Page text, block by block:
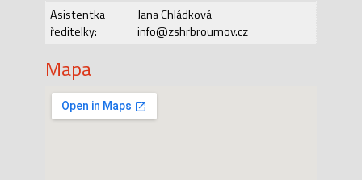
Asistentka
ředitelky:
Jana Chládková
info@zshrbroumov.cz
Mapa